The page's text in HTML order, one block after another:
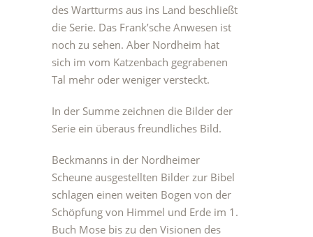
des Wartturms aus ins Land beschließt
die Serie. Das Frank’sche Anwesen ist
noch zu sehen. Aber Nordheim hat
sich im vom Katzenbach gegrabenen
Tal mehr oder weniger versteckt.
In der Summe zeichnen die Bilder der
Serie ein überaus freundliches Bild.
Beckmanns in der Nordheimer
Scheune ausgestellten Bilder zur Bibel
schlagen einen weiten Bogen von der
Schöpfung von Himmel und Erde im 1.
Buch Mose bis zu den Visionen des